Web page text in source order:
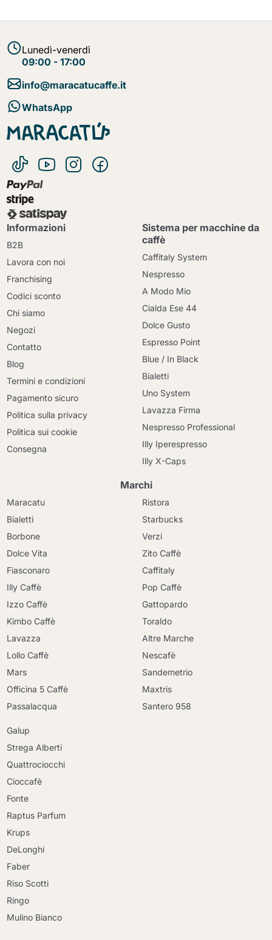
Lunedì-venerdì
09:00 - 17:00
info@maracatucaffe.it
WhatsApp
Informazioni
B2B
Lavora con noi
Franchising
Codici sconto
Chi siamo
Negozi
Contatto
Blog
Termini e condizioni
Pagamento sicuro
Politica sulla privacy
Politica sui cookie
Consegna
Sistema per macchine da
caffè
Caffitaly System
Nespresso
A Modo Mio
Cialda Ese 44
Dolce Gusto
Espresso Point
Blue / In Black
Bialetti
Uno System
Lavazza Firma
Nespresso Professional
Illy Iperespresso
Illy X-Caps
Marchi
Maracatu
Bialetti
Borbone
Dolce Vita
Fiasconaro
Illy Caffè
Izzo Caffè
Kimbo Caffè
Lavazza
Lollo Caffè
Mars
Officina 5 Caffè
Passalacqua
Ristora
Starbucks
Verzi
Zito Caffè
Caffitaly
Pop Caffè
Gattopardo
Toraldo
Altre Marche
Nescafè
Sandemetrio
Maxtris
Santero 958
Galup
Strega Alberti
Quattrociocchi
Cioccafè
Fonte
Raptus Parfum
Krups
DeLonghi
Faber
Riso Scotti
Ringo
Mulino Bianco